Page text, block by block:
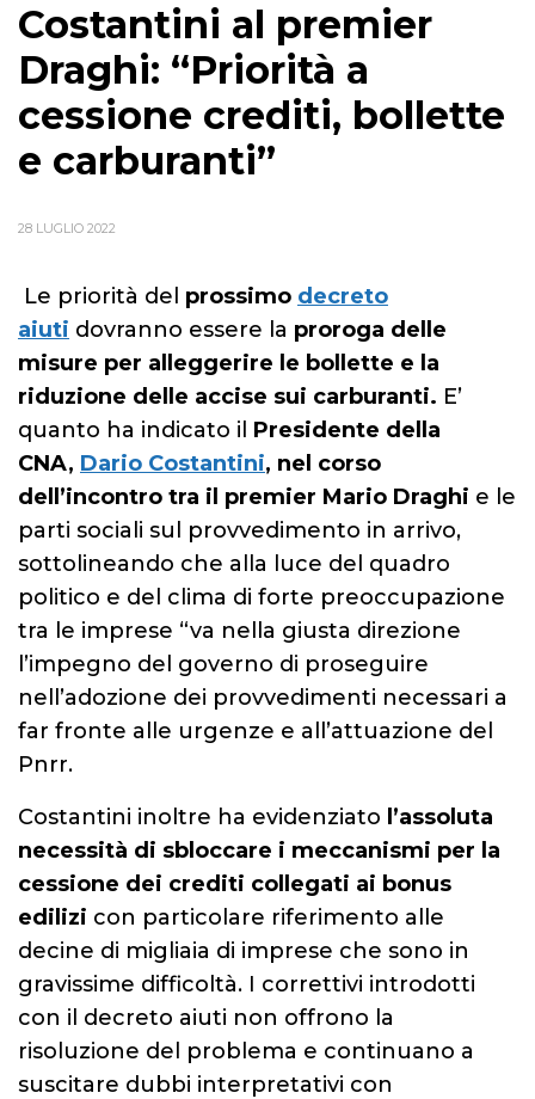
Costantini al premier
Draghi: “Priorità a
cessione crediti, bollette
e carburanti”
28 LUGLIO 2022
Le priorità del prossimo decreto
aiuti dovranno essere la proroga delle
misure per alleggerire le bollette e la
riduzione delle accise sui carburanti. E’
quanto ha indicato il Presidente della
CNA, Dario Costantini, nel corso
dell’incontro tra il premier Mario Draghi e le
parti sociali sul provvedimento in arrivo,
sottolineando che alla luce del quadro
politico e del clima di forte preoccupazione
tra le imprese “va nella giusta direzione
l’impegno del governo di proseguire
nell’adozione dei provvedimenti necessari a
far fronte alle urgenze e all’attuazione del
Pnrr.
Costantini inoltre ha evidenziato l’assoluta
necessità di sbloccare i meccanismi per la
cessione dei crediti collegati ai bonus
edilizi con particolare riferimento alle
decine di migliaia di imprese che sono in
gravissime difficoltà. I correttivi introdotti
con il decreto aiuti non offrono la
risoluzione del problema e continuano a
suscitare dubbi interpretativi con